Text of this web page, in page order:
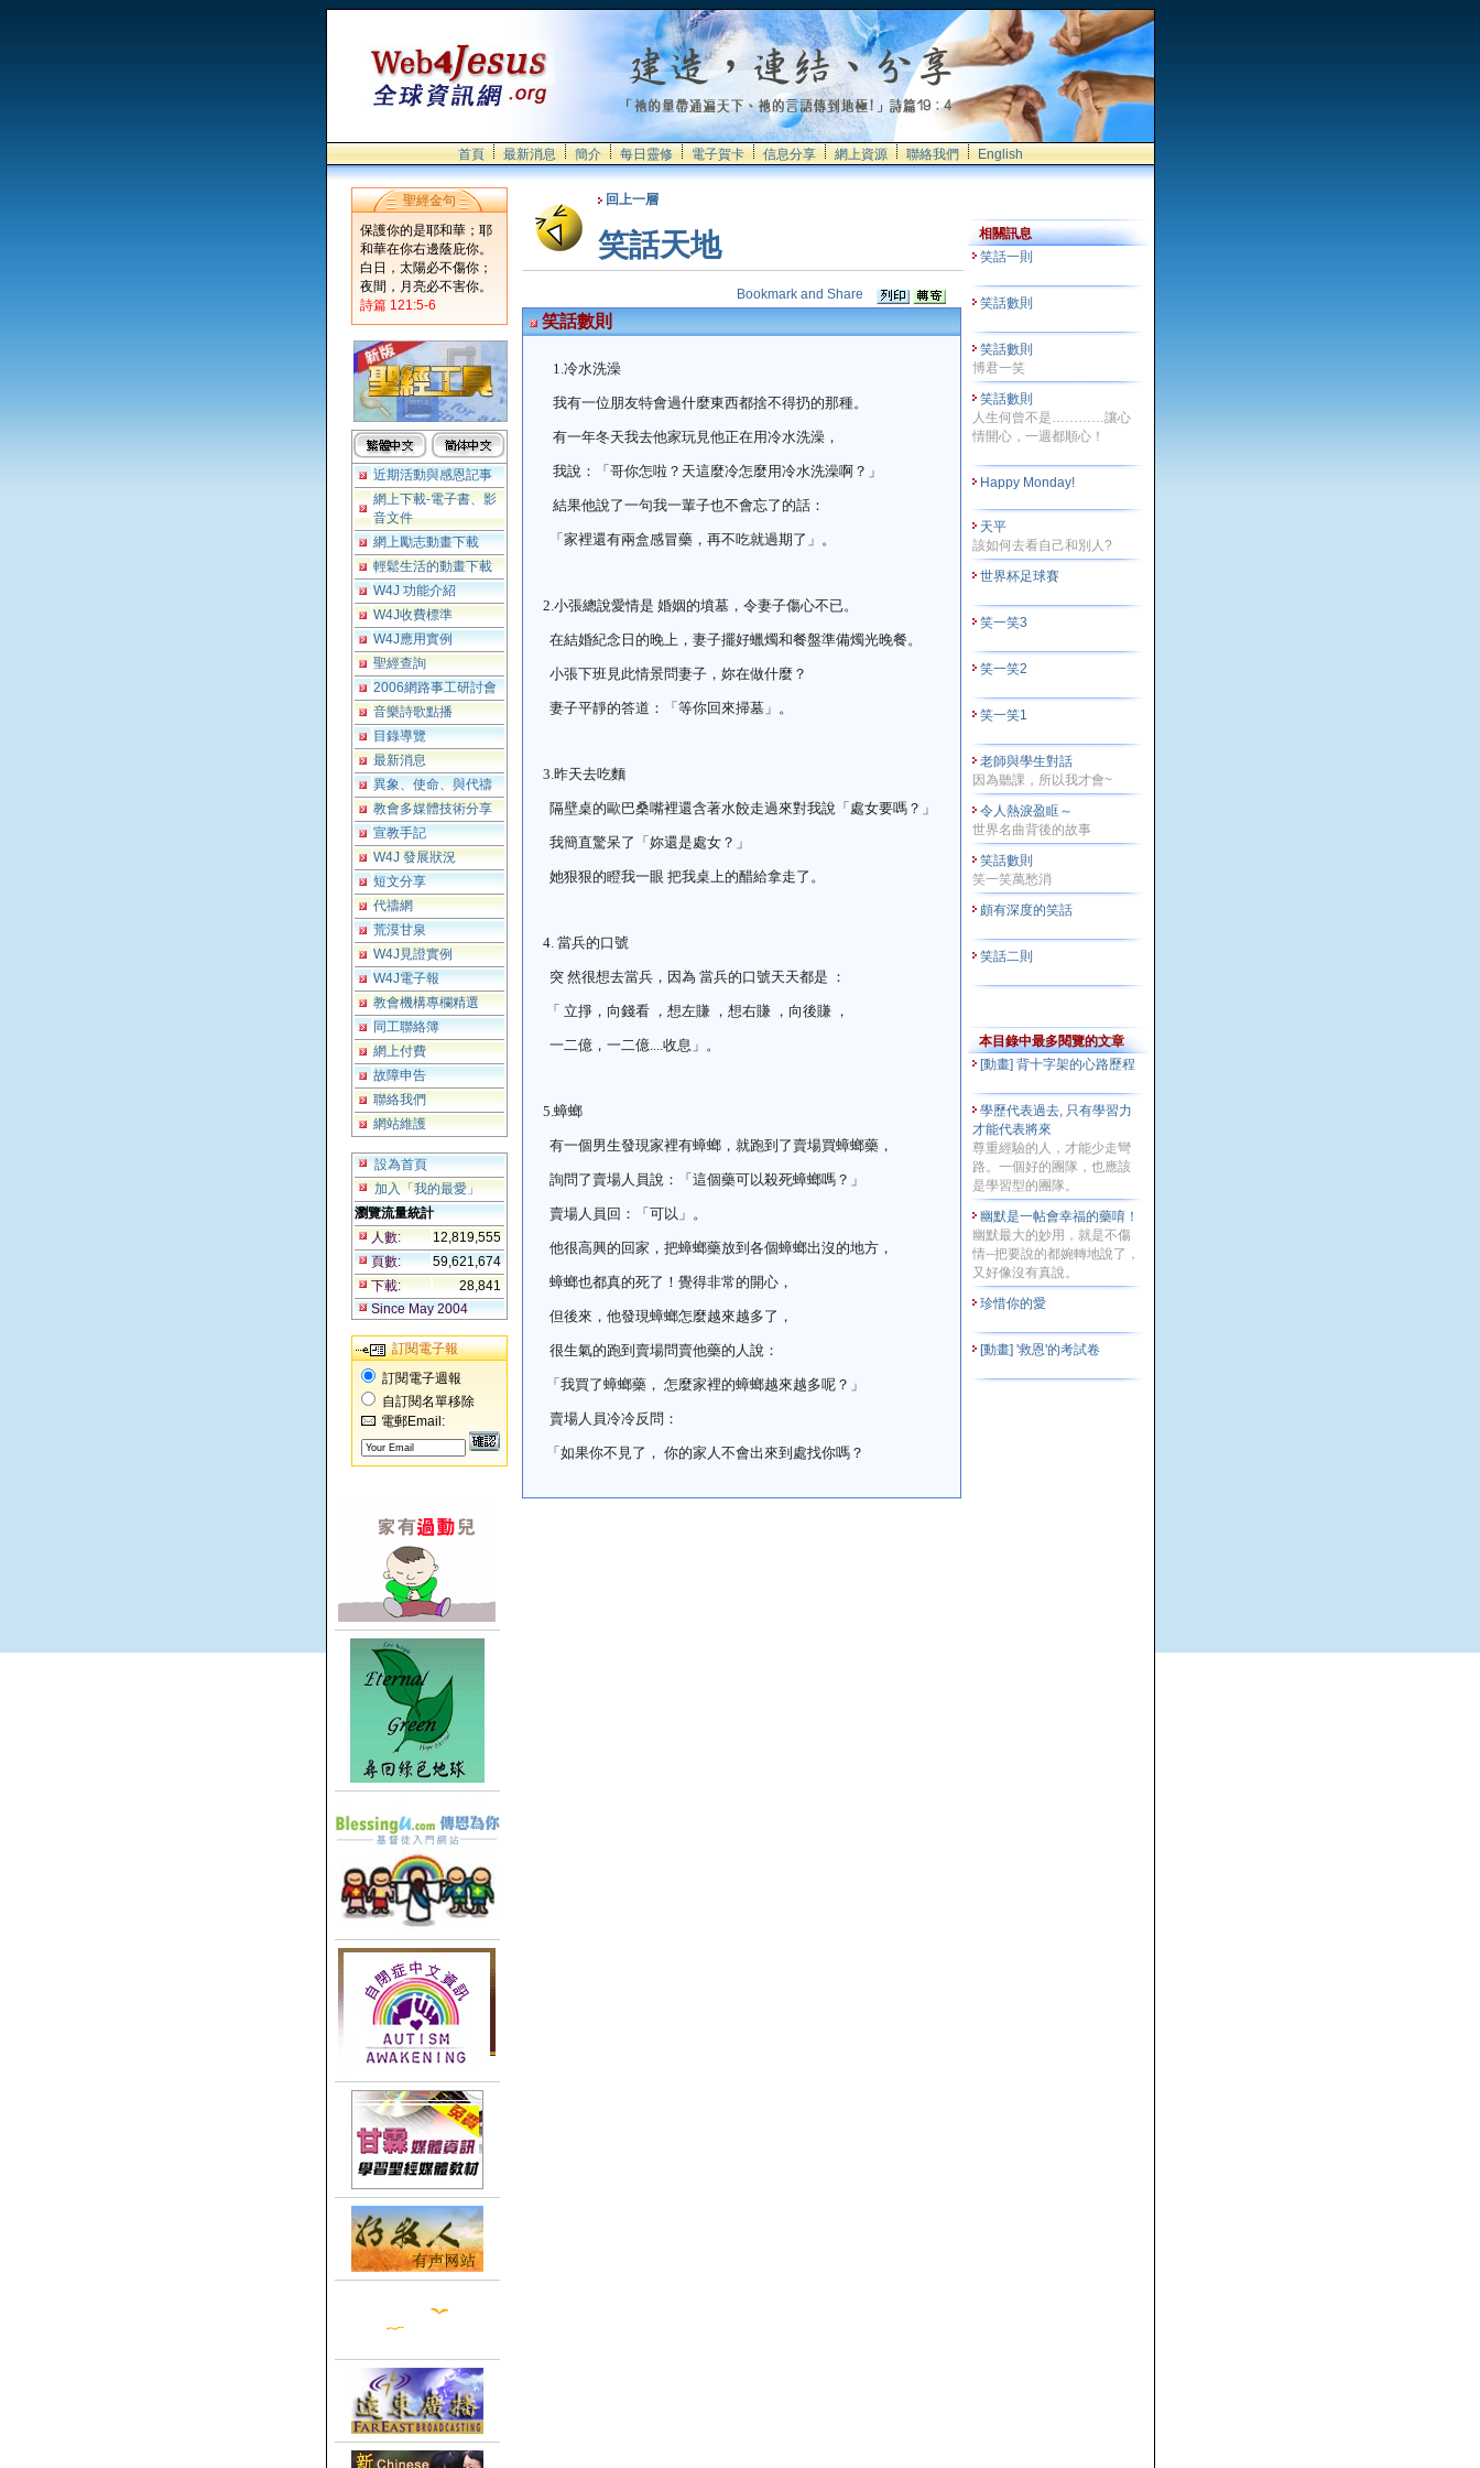
首頁 最新消息 簡介 每日靈修 電子賀卡 信息分享 網上資源 聯絡我們 English
聖經金句
保護你的是耶和華；耶
和華在你右邊蔭庇你。
白日，太陽必不傷你；
夜間，月亮必不害你。
詩篇 121:5-6
近期活動與感恩記事
網上下載-電子書、影
音文件
網上勵志動畫下載
輕鬆生活的動畫下載
W4J 功能介紹
W4J收費標準
W4J應用實例
聖經查詢
2006網路事工研討會
音樂詩歌點播
目錄導覽
最新消息
異象、使命、與代禱
教會多媒體技術分享
宣教手記
W4J 發展狀況
短文分享
代禱網
荒漠甘泉
W4J見證實例
W4J電子報
教會機構專欄精選
同工聯絡簿
網上付費
故障申告
聯絡我們
網站維護
設為首頁
加入「我的最愛」
瀏覽流量統計
人數:
12,819,555
頁數:
59,621,674
下載:
28,841
Since May 2004
訂閱電子報
訂閱電子週報
自訂閱名單移除
電郵Email:
回上一層
笑話天地
笑話數則
1.冷水洗澡
我有一位朋友特會過什麼東西都捨不得扔的那種。
有一年冬天我去他家玩見他正在用冷水洗澡，
我說：「哥你怎啦？天這麼冷怎麼用冷水洗澡啊？」
結果他說了一句我一輩子也不會忘了的話：
「家裡還有兩盒感冒藥，再不吃就過期了」。
2.小張總說愛情是 婚姻的墳墓，令妻子傷心不已。
在結婚紀念日的晚上，妻子擺好蠟燭和餐盤準備燭光晚餐。
小張下班見此情景問妻子，妳在做什麼？
妻子平靜的答道：「等你回來掃墓」。
3.昨天去吃麵
隔壁桌的歐巴桑嘴裡還含著水餃走過來對我說「處女要嗎？」
我簡直驚呆了「妳還是處女？」
她狠狠的瞪我一眼 把我桌上的醋給拿走了。
4. 當兵的口號
突 然很想去當兵，因為 當兵的口號天天都是 ：
「 立掙，向錢看 ，想左賺 ，想右賺 ，向後賺 ，
一二億，一二億....收息」。
5.蟑螂
有一個男生發現家裡有蟑螂，就跑到了賣場買蟑螂藥，
詢問了賣場人員說：「這個藥可以殺死蟑螂嗎？」
賣場人員回：「可以」。
他很高興的回家，把蟑螂藥放到各個蟑螂出沒的地方，
蟑螂也都真的死了！覺得非常的開心，
但後來，他發現蟑螂怎麼越來越多了，
很生氣的跑到賣場問賣他藥的人說：
「我買了蟑螂藥， 怎麼家裡的蟑螂越來越多呢？」
賣場人員冷冷反問：
「如果你不見了， 你的家人不會出來到處找你嗎？
相關訊息
笑話一則
笑話數則
笑話數則
博君一笑
笑話數則
人生何曾不是…………讓心
情開心，一週都順心！
Happy Monday!
天平
該如何去看自己和別人?
世界杯足球賽
笑一笑3
笑一笑2
笑一笑1
老師與學生對話
因為聽課，所以我才會~
令人熱淚盈眶～
世界名曲背後的故事
笑話數則
笑一笑萬愁消
頗有深度的笑話
笑話二則
本目錄中最多閱覽的文章
[動畫] 背十字架的心路歷程
學歷代表過去, 只有學習力
才能代表將來
尊重經驗的人，才能少走彎
路。一個好的團隊，也應該
是學習型的團隊。
幽默是一帖會幸福的藥唷！
幽默最大的妙用，就是不傷
情--把要說的都婉轉地說了，
又好像沒有真說。
珍惜你的愛
[動畫] '救恩'的考試卷